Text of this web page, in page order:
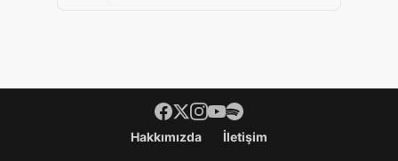
Footer menüHakkımızda İletişim